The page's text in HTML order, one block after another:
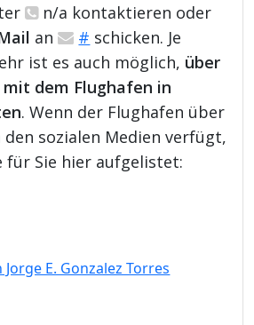
n/a kontaktieren oder
an # schicken. Je
ist es auch möglich, über
dem Flughafen in
. Wenn der Flughafen über
sozialen Medien verfügt,
für Sie hier aufgelistet:
E. Gonzalez Torres